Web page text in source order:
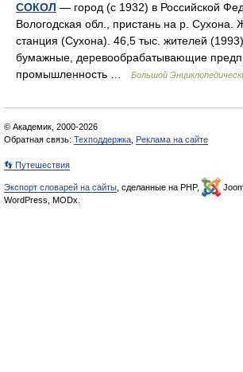
СОКОЛ — город (с 1932) в Российской
Вологодская обл., пристань на р. Сухона.
станция (Сухона). 46,5 тыс. жителей
бумажные, деревообрабатывающие
промышленность …
Большой
© Академик, 2000-2026
Обратная связь: Техподдержка Реклама на сайте
👣 Путешествия
Экспорт словарей на сайты , сделанные на PHP,
WordPress, MODx.